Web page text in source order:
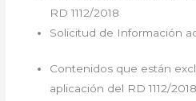
RD 1112/2018
Solicitud de Información
Contenidos que están
aplicación del RD 1112/